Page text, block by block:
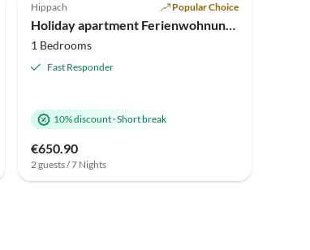
Hippach Popular Choice
Holiday apartment Ferienwohnung Vogelnest
1 Bedrooms
Fast Responder
10% discount·Short break
€650.90
2 guests / 7 Nights